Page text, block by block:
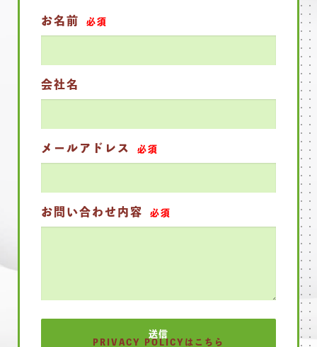
お名前 必須
会社名
メールアドレス 必須
お問い合わせ内容 必須
PRIVACY POLICYはこちら